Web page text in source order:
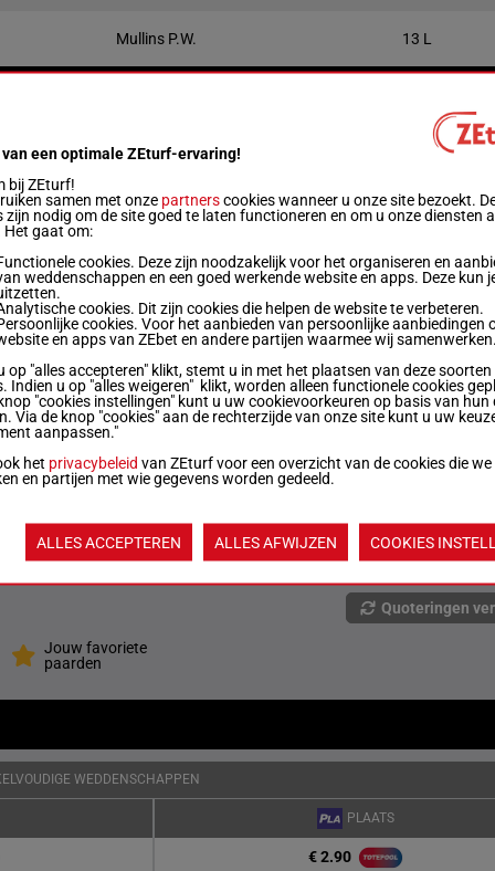
Mullins P.W. 13 L
kg 6p 10h
kg 4p (21) 4p
kg 5p
(21) 3p
kg 2h
kg 4p 2p
5p 3p
Quoteringen
Jouw favoriete
paarden
WEDDENSCHAPPEN
PLAATS
€ 2.90
een optimale ZEturf-ervaring!
bij ZEturf!
samen met onze partnerscookies wanneer u onze site bezoekt.
zijn nodig om de site goed te laten functioneren en om u onze diensten
Het gaat om:
cookies. Deze zijn noodzakelijk voor het organiseren en
weddenschappen en een goed werkende website en apps. Deze kun
cookies. Dit zijn cookies die helpen de website te verbeteren.
cookies. Voor het aanbieden van persoonlijke aanbiedingen
en apps van ZEbet en andere partijen waarmee wij
op "alles accepteren" klikt, stemt u in met het plaatsen van deze soorten
Indien u op "alles weigeren" klikt, worden alleen functionele cookies
"cookies instellingen" kunt u uw cookievoorkeuren op basis van hun
Via de knop "cookies" aan de rechterzijde van onze site kunt u uw
aanpassen."
het privacybeleid van ZEturf voor een overzicht van de cookies die we
en partijen met wie gegevens worden gedeeld.
ALLES ACCEPTEREN ALLES AFWIJZEN COOKIES